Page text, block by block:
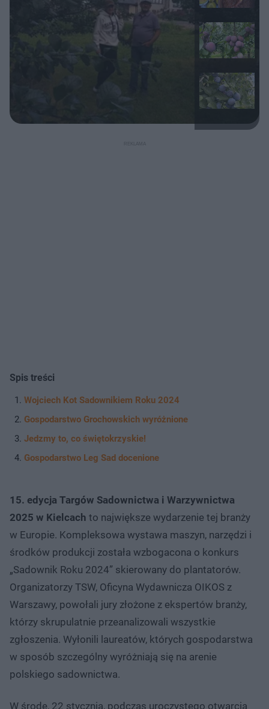
Spis treści
Wojciech Kot Sadownikiem Roku 2024
Gospodarstwo Grochowskich wyróżnione
Jedzmy to, co świętokrzyskie!
Gospodarstwo Leg Sad docenione
15. edycja Targów Sadownictwa i Warzywnictwa
2025 w Kielcach to największe wydarzenie tej branży
w Europie. Kompleksowa wystawa maszyn, narzędzi i
środków produkcji została wzbogacona o konkurs
„Sadownik Roku 2024” skierowany do plantatorów.
Organizatorzy TSW, Oficyna Wydawnicza OIKOS z
Warszawy, powołali jury złożone z ekspertów branży,
którzy skrupulatnie przeanalizowali wszystkie
zgłoszenia. Wyłonili laureatów, których gospodarstwa
w sposób szczególny wyróżniają się na arenie
polskiego sadownictwa.
W środę, 22 stycznia, podczas uroczystego otwarcia